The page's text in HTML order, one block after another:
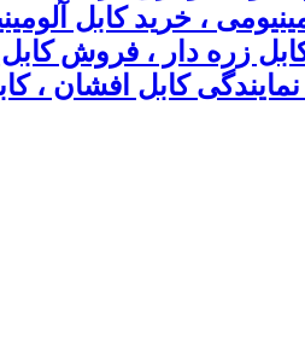
، خرید کابل
زره دار ، فروش
کابل افشان ،